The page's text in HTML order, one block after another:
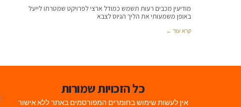
מודיעין מכבים רעות תשמש כמודל ארצי לפרויקט שמטרתו לייעל
באופן משמעותי את הליך הגיוס לצבא
קרא עוד ←
כל הזכויות שמורות
אין לעשות שימוש בחומרים המפורסמים באתר ללא אישור